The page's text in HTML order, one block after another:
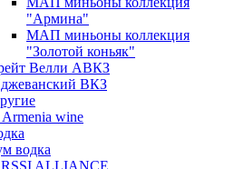
"Армина"
МАП миньоны коллекция
"Золотой коньяк"
Велли АВКЗ
ВКЗ
wine
водка
ALLIANCE